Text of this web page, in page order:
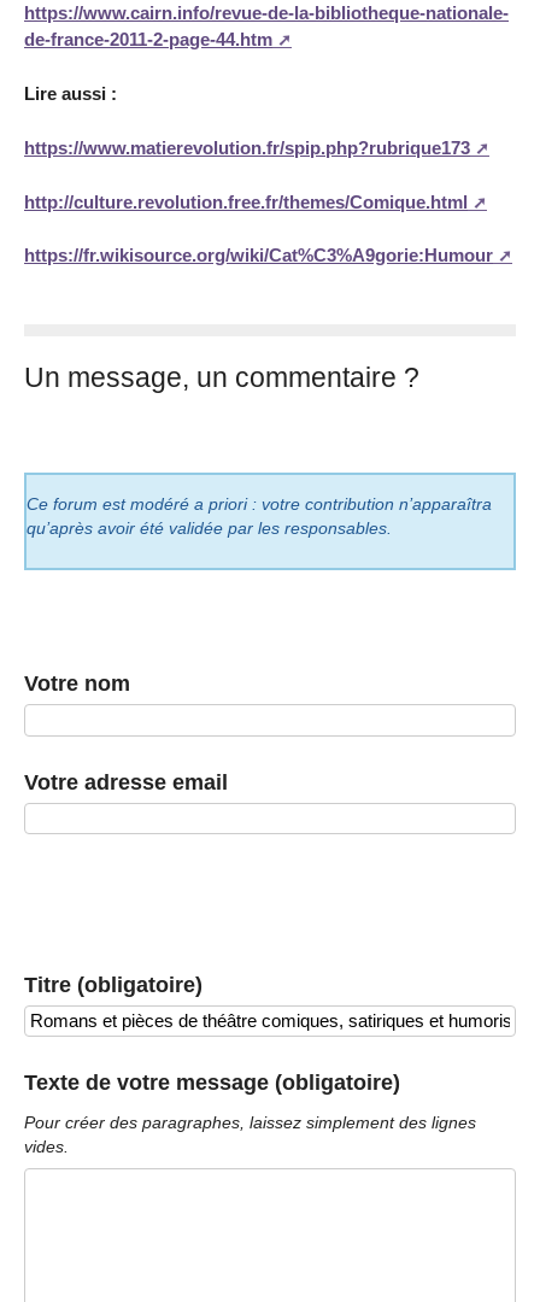
https://www.cairn.info/revue-de-la-bibliotheque-nationale-
de-france-2011-2-page-44.htm
Lire aussi :
https://www.matierevolution.fr/spip.php?rubrique173
http://culture.revolution.free.fr/themes/Comique.html
https://fr.wikisource.org/wiki/Cat%C3%A9gorie:Humour
Un message, un commentaire ?
Ce forum est modéré a priori : votre contribution n’apparaîtra
qu’après avoir été validée par les responsables.
Votre nom
Votre adresse email
Titre (obligatoire)
Texte de votre message (obligatoire)
Pour créer des paragraphes, laissez simplement des lignes
vides.